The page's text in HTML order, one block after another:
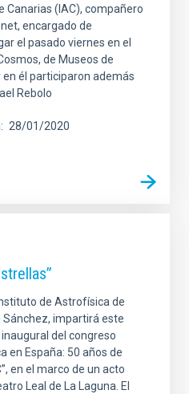
Canarias (IAC), compañero
encargado de
el pasado viernes en el
de Museos de
en él participaron además
Rebolo
28/01/2020
de Astrofísica de
Sánchez, impartirá este
del congreso
en España: 50 años de
en el marco de un acto
Leal de La Laguna. El